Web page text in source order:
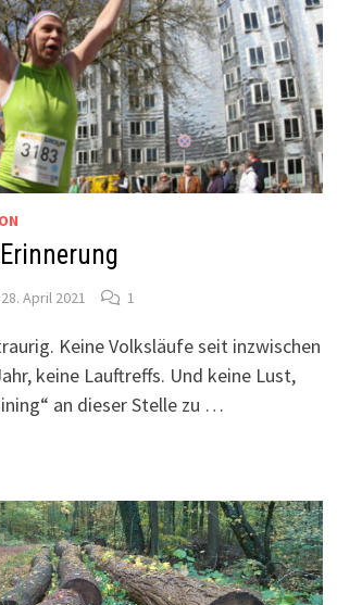
28. April 2021 1
Keine Volksläufe seit inzwischen
keine Lauftreffs. Und keine Lust,
an dieser Stelle zu …